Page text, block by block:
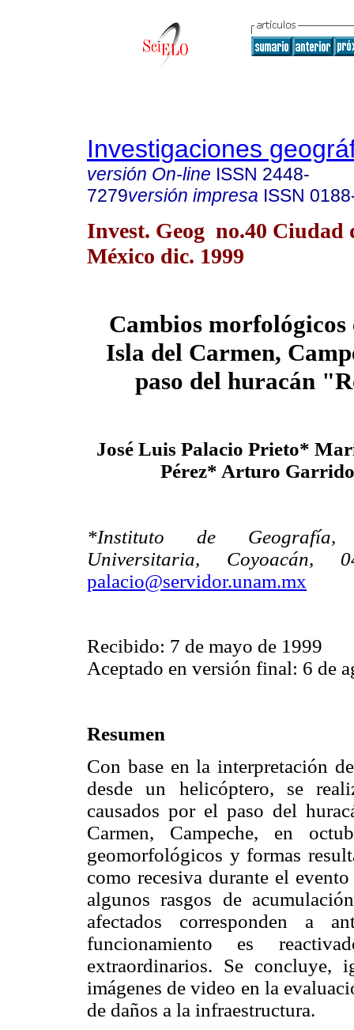
Investigaciones
versión On-line ISSN 2448-
7279versión impresa ISSN
Invest. Geog no.40 Ciudad
México dic. 1999
Cambios morfológicos
Isla del Carmen,
paso del huracán
José Luis Palacio Prieto*
Pérez* Arturo
*Instituto de
Universitaria,
palacio@servidor.unam.mx
Recibido: 7 de mayo de 1999
Aceptado en versión final: 6 de
Resumen
Con base en la interpretación
desde un helicóptero, se
causados por el paso del
Carmen, Campeche, en
geomorfológicos y formas
como recesiva durante el
algunos rasgos de
afectados corresponden a
funcionamiento es
extraordinarios. Se concluye,
imágenes de video en la
de daños a la infraestructura.